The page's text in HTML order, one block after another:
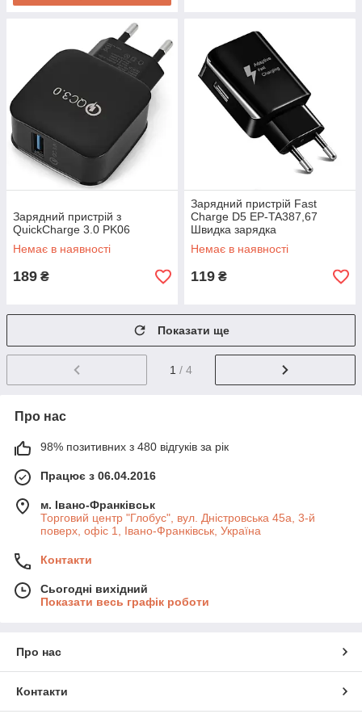
Зарядний пристрій з
QuickCharge 3.0 PK06
Немає в наявності
189 ₴
Зарядний пристрій Fast
Charge D5 EP-TA387,67
Швидка зарядка
Немає в наявності
119 ₴
Показати ще
1 / 4
Про нас
98% позитивних з 480 відгуків за рік
Працює з 06.04.2016
м. Івано-Франківськ
Торговий центр "Глобус", вул. Дністровська 45а, 3-й
поверх, офіс 1, Івано-Франківськ, Україна
Контакти
Сьогодні вихідний
Показати весь графік роботи
Про нас
Контакти